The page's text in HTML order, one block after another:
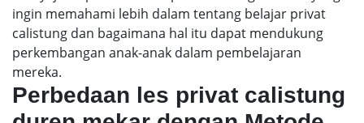
ingin memahami lebih dalam tentang belajar privat
calistung dan bagaimana hal itu dapat mendukung
perkembangan anak-anak dalam pembelajaran
mereka.
Perbedaan les privat calistung